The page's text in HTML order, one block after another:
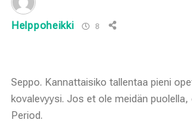
Helppoheikki 8
Seppo. Kannattaisiko tallentaa pieni
kovalevyysi. Jos et ole meidän
Period.